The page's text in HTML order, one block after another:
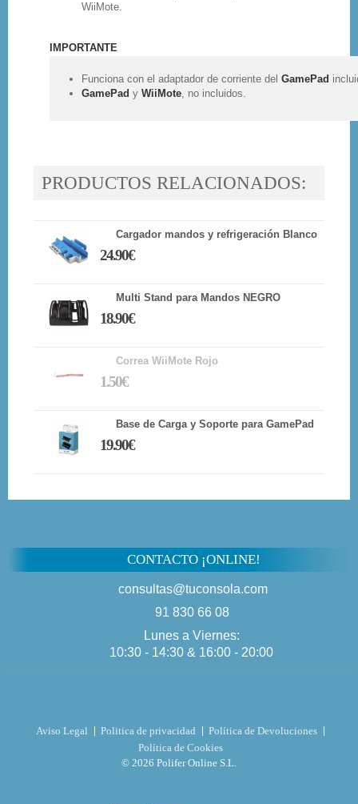
WiiMote.
IMPORTANTE
Funciona con el adaptador de corriente del GamePad
GamePad y WiiMote, no incluidos.
PRODUCTOS RELACIONADOS:
Cargador mandos y refrigeración Blanco
24.90€
Multi Stand para Mandos NEGRO
18.90€
Correa WiiMote Rojo
1.50€
Base de Carga y Soporte para GamePad
19.90€
CONTACTO ¡ONLINE!
consultas@tuconsola.com
91 830 66 08
Lunes a Viernes:
10:30 - 14:30 & 16:00 - 20:00
Aviso Legal Politica de privacidad
Política de Devoluciones
Política de Cookies
© 2026 Polifer Online S.L.